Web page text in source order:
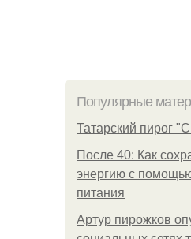
Популярные
Татарский пирог
После 40: Как
энергию с
питания
Артур пирожков